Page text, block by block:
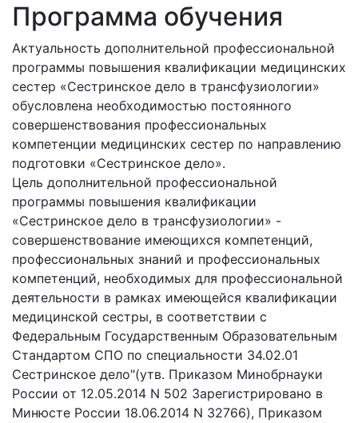
Программа обучения
Актуальность дополнительной профессиональной
программы повышения квалификации медицинских
сестер «Сестринское дело в трансфузиологии»
обусловлена необходимостью постоянного
совершенствования профессиональных
компетенции медицинских сестер по направлению
подготовки «Сестринское дело».
Цель дополнительной профессиональной
программы повышения квалификации
«Сестринское дело в трансфузиологии» -
совершенствование имеющихся компетенций,
профессиональных знаний и профессиональных
компетенций, необходимых для профессиональной
деятельности в рамках имеющейся квалификации
медицинской сестры, в соответствии с
Федеральным Государственным Образовательным
Стандартом СПО по специальности 34.02.01
Сестринское дело"(утв. Приказом Минобрнауки
России от 12.05.2014 N 502 Зарегистрировано в
Минюсте России 18.06.2014 N 32766), Приказом